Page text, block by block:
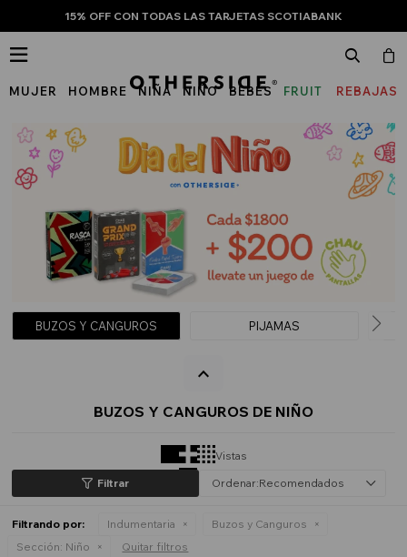
15% OFF CON TODAS LAS TARJETAS SCOTIABANK
MUJER HOMBRE NIÑA NIÑO BEBÉS
FRUIT
THE
LOOM
REBAJAS

BUZOS Y CANGUROS PIJAMAS
BUZOS Y CANGUROS DE NIÑO
Vistas
Recomendados
Filtrando por: Indumentaria
Buzos y Canguros
Sección: Niño Quitar filtros